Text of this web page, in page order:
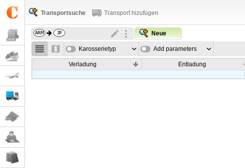
Transportsuche Transport hizufügen
Neue
Karosserietyp Add parameters
Verladung Entladung